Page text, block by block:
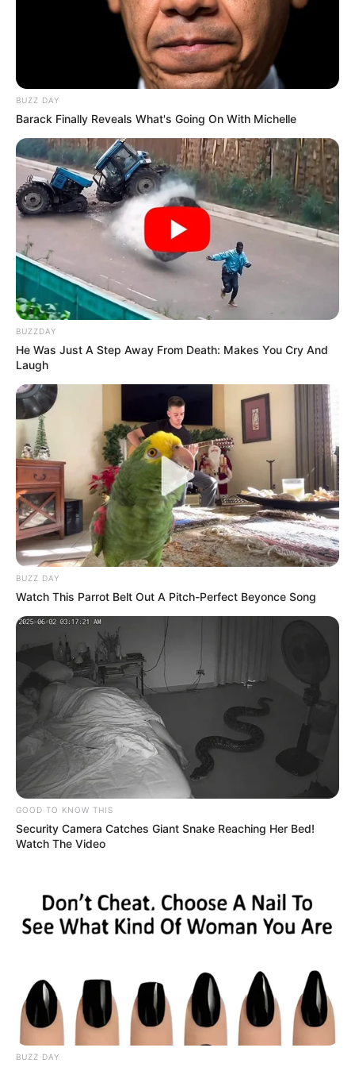
Pixabay
Subsidio de desempleo
Por:
J. Adriana Pardo
Agosto 16, 2025
COMPARTIR
UNIRSE AL CANAL DE WHATSAPP
La pérdida del trabajoes una de las situaciones más
difíciles para cualquier persona. Sin embargo, en
Colombia existen mecanismos diseñados para que los
ciudadanos no queden a la deriva total mientras logran
reincorporarse al mercado laboral.
El subsidio de desempleo se ha convertido en una ayuda
determinante para miles de familias
colombianas que atraviesan este difícil momento.
Le puede interesar:
¿Cómo postularse a “Hecho en
Bogotá”? Programa que ayuda a los emprendedores
¿Qué es el subsidio de desempleo y
quién lo entrega?
BUZZ DAY
Barack Finally Reveals What's Going On With Michelle
BUZZDAY
He Was Just A Step Away From Death: Makes You Cry And
Laugh
BUZZ DAY
Watch This Parrot Belt Out A Pitch-Perfect Beyonce Song
GOOD TO KNOW THIS
Security Camera Catches Giant Snake Reaching Her Bed!
Watch The Video
BUZZ DAY